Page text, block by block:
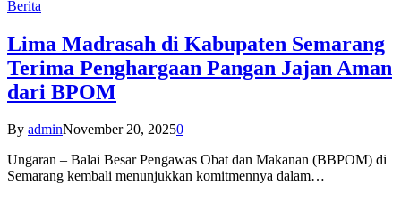
Berita
Lima Madrasah di Kabupaten Semarang
Terima Penghargaan Pangan Jajan Aman
dari BPOM
By adminNovember 20, 20250
Ungaran – Balai Besar Pengawas Obat dan Makanan (BBPOM) di
Semarang kembali menunjukkan komitmennya dalam…